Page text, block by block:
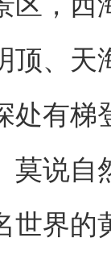
、天
处有梯
莫说自
世界的